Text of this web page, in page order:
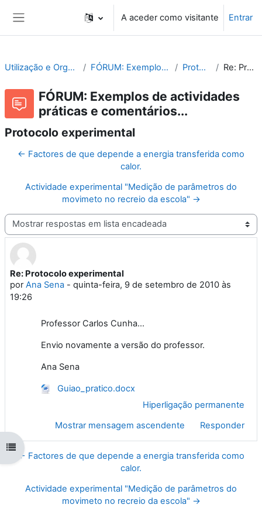
A aceder como visitante Entrar
Abrir índice da disciplina
Utilização e Organização de Laboratórios Escolares FÓRUM: Exemplos de actividades práticas e comentários... Protocolo experimental Re: Protocolo experimental
FÓRUM: Exemplos de actividades
práticas e comentários...
Protocolo experimental
← Factores de que depende a energia transferida como
calor.
Actividade experimental "Medição de parâmetros do
movimeto no recreio da escola" →
Modo de visualização
Re: Protocolo experimental
porAna Sena - quinta-feira, 9 de setembro de 2010 às
19:26
Número de respostas: 0
Professor Carlos Cunha...
Envio novamente a versão do professor.
Ana Sena
Guiao_pratico.docx
Hiperligação permanente
Mostrar mensagem ascendente
Responder
← Factores de que depende a energia transferida como
calor.
Actividade experimental "Medição de parâmetros do
movimeto no recreio da escola" →